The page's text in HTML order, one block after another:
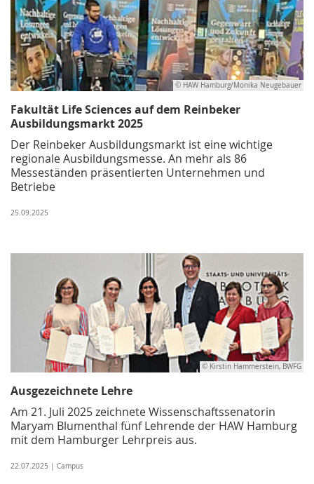
© HAW Hamburg/Monika Neugebauer
Fakultät Life Sciences auf dem Reinbeker
Ausbildungsmarkt 2025
Der Reinbeker Ausbildungsmarkt ist eine wichtige
regionale Ausbildungs­messe. An mehr als 86
Messeständen präsentierten Unternehmen und
Betriebe
25.09.2025
© Kirstin Hammerstein, BWFG
Ausgezeichnete Lehre
Am 21. Juli 2025 zeichnete Wissenschaftssenatorin
Maryam Blumenthal fünf Lehrende der HAW Hamburg
mit dem Hamburger Lehrpreis aus.
22.07.2025 | Campus